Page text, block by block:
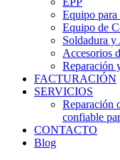
Equipo para
Equipo de
Soldadura y
Accesorios
Reparación
FACTURACIÓN
SERVICIOS
Reparación
confiable
CONTACTO
Blog